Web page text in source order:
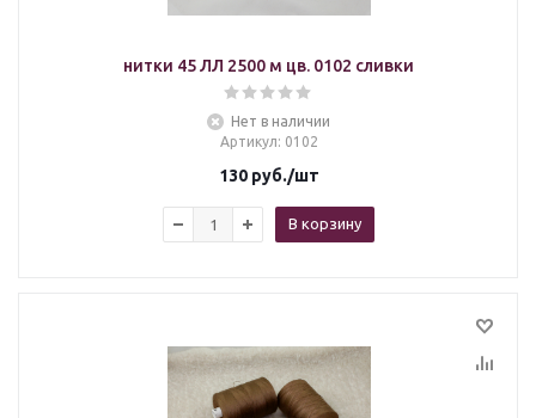
нитки 45 ЛЛ 2500 м цв. 0102 сливки
Нет в наличии
Артикул: 0102
130руб./шт
В корзину